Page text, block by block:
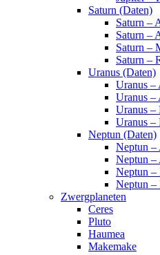
Saturn (Daten)
Saturn –
Saturn –
Saturn –
Saturn –
Uranus (Daten)
Uranus –
Uranus –
Uranus –
Uranus –
Neptun (Daten)
Neptun –
Neptun –
Neptun –
Neptun –
Zwergplaneten
Ceres
Pluto
Haumea
Makemake